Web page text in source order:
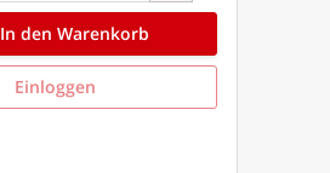
In den Warenkorb
Einloggen